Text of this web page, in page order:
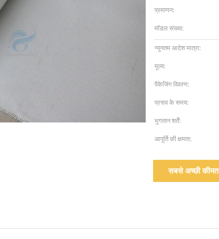
प्रमाणन:
मॉडल संख्या:
न्यूनतम आदेश मात्रा:
मूल्य:
पैकेजिंग विवरण:
प्रसव के समय:
भुगतान शर्तें:
आपूर्ति की क्षमता:
सबसे अच्छी कीमत